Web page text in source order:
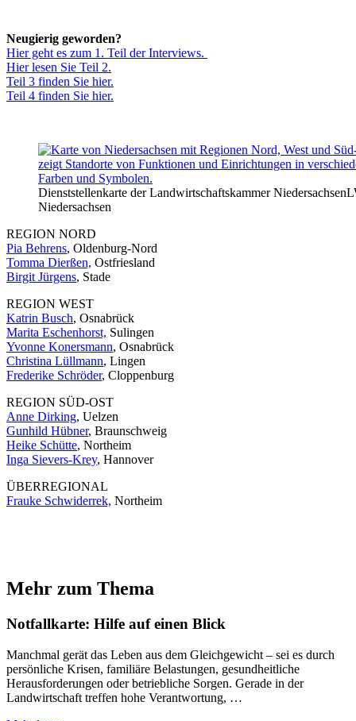
Neugierig geworden?
Hier geht es zum 1. Teil der Interviews.
Hier lesen Sie Teil 2.
Teil 3 finden Sie hier.
Teil 4 finden Sie hier.
Dienststellenkarte der Landwirtschaftskammer Niedersachsen
Niedersachsen
REGION NORD
Pia Behrens, Oldenburg-Nord
Tomma Dierßen, Ostfriesland
Birgit Jürgens, Stade
REGION WEST
Katrin Busch, Osnabrück
Marita Eschenhorst, Sulingen
Yvonne Konersmann, Osnabrück
Christina Lüllmann, Lingen
Frederike Schröder, Cloppenburg
REGION SÜD-OST
Anne Dirking, Uelzen
Gunhild Hübner, Braunschweig
Heike Schütte, Northeim
Inga Sievers-Krey, Hannover
ÜBERREGIONAL
Frauke Schwiderrek, Northeim
Mehr zum Thema
Notfallkarte: Hilfe auf einen Blick
Manchmal gerät das Leben aus dem Gleichgewicht – sei es durch
persönliche Krisen, familiäre Belastungen, gesundheitliche
Herausforderungen oder betriebliche Sorgen. Gerade in der
Landwirtschaft treffen hohe Verantwortung, …